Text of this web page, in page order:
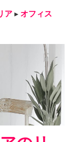
ア ▸ オフィス